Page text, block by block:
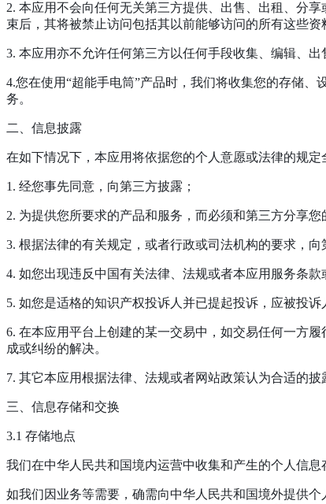
2. 本应用不会向任何无关第三方提供、出售、出租、分
束后，其将被禁止访问包括其以前能够访问的所有这些资
3. 本应用亦不允许任何第三方以任何手段收集、编辑、
4.您在使用“超能手电筒”产品时，我们将收集您的存储
务。
二、信息披露
在如下情况下，本应用将依据您的个人意愿或法律的规定
1. 经您事先同意，向第三方披露；
2. 为提供您所要求的产品和服务，而必须和第三方分享您
3. 根据法律的有关规定，或者行政或司法机构的要求，向
4. 如您出现违反中国有关法律、法规或者本应用服务条
5. 如您是适格的知识产权投诉人并已提起投诉，应被投
6. 在本应用平台上创建的某一交易中，如交易任何一方
成或纠纷的解决。
7. 其它本应用根据法律、法规或者网站政策认为合适的披
三、信息存储和交换
3.1 存储地点
我们在中华人民共和国境内运营中收集和产生的个人信
如我们因业务等需要，确需向中华人民共和国境外提供